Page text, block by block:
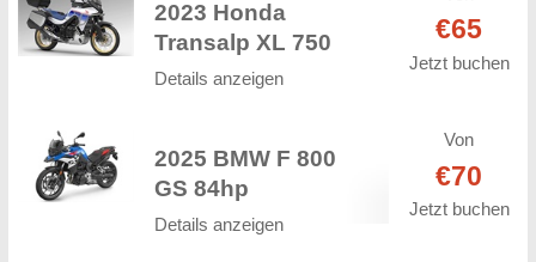
2023 Honda
Transalp XL 750
Details anzeigen
€65
Jetzt buchen
2025 BMW F 800
GS 84hp
Details anzeigen
Von
€70
Jetzt buchen